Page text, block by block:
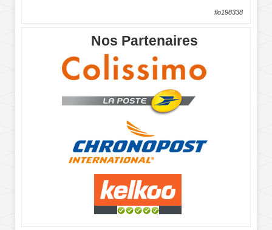
flo198338
Nos Partenaires